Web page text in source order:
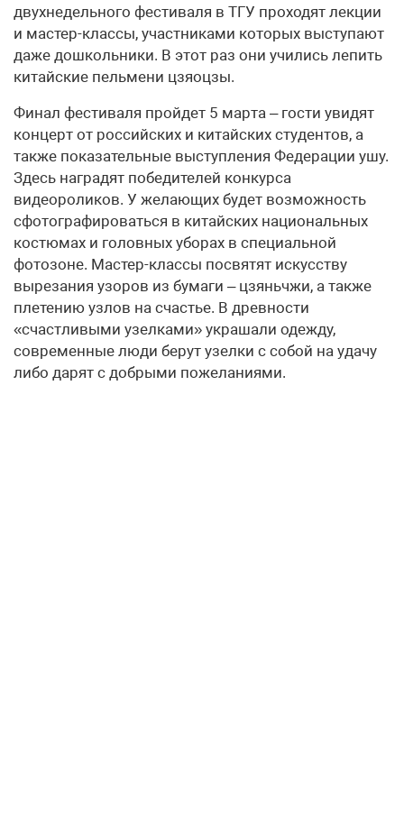
двухнедельного фестиваля в ТГУ проходят лекции
и мастер-классы, участниками которых выступают
даже дошкольники. В этот раз они учились лепить
китайские пельмени цзяоцзы.
Финал фестиваля пройдет 5 марта – гости увидят
концерт от российских и китайских студентов, а
также показательные выступления Федерации ушу.
Здесь наградят победителей конкурса
видеороликов. У желающих будет возможность
сфотографироваться в китайских национальных
костюмах и головных уборах в специальной
фотозоне. Мастер-классы посвятят искусству
вырезания узоров из бумаги – цзяньчжи, а также
плетению узлов на счастье. В древности
«счастливыми узелками» украшали одежду,
современные люди берут узелки с собой на удачу
либо дарят с добрыми пожеланиями.